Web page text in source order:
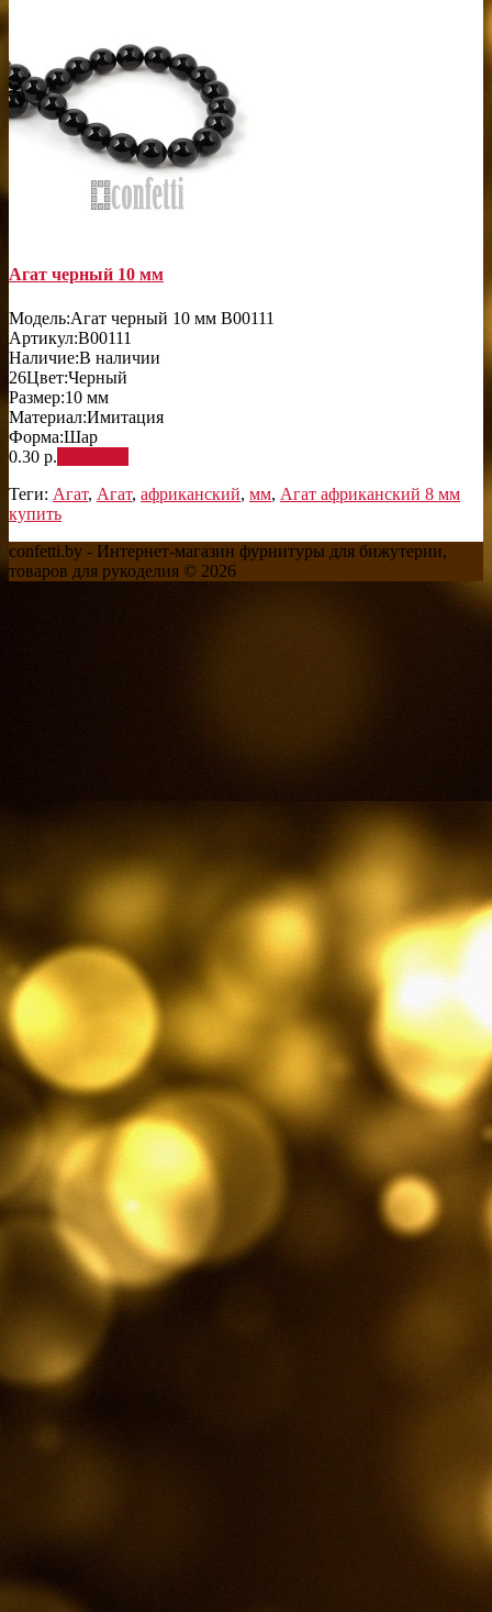
Агат черный 10 мм
Модель:Агат черный 10 мм B00111
Артикул:B00111
Наличие:В наличии
26Цвет:Черный
Размер:10 мм
Материал:Имитация
Форма:Шар
0.30 р.
Теги: Агат, Агат, африканский, мм, Агат африканский 8 мм
купить
confetti.by - Интернет-магазин фурнитуры для бижутерии,
товаров для рукоделия © 2026